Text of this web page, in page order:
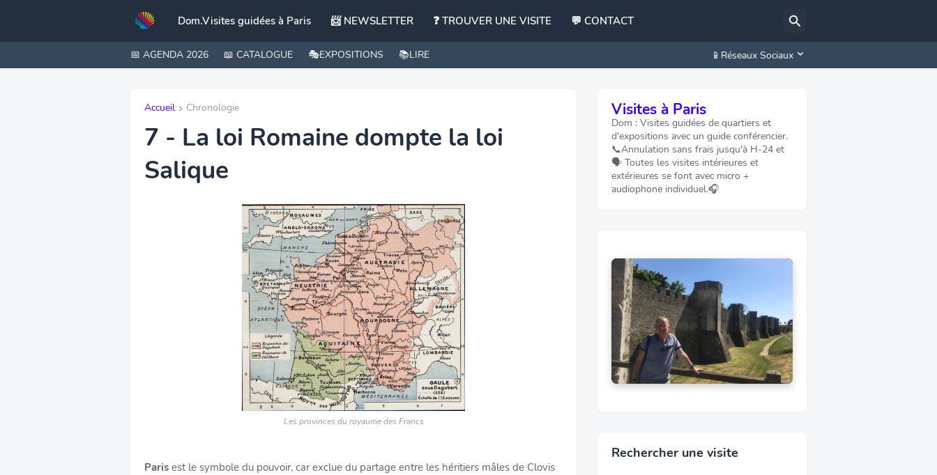
Dom.Visites guidées à Paris 📨 NEWSLETTER ❓ TROUVER UNE VISITE 💬 CONTACT
📅 AGENDA 2026 📖 CATALOGUE 🎭EXPOSITIONS 📚LIRE 📱Réseaux Sociaux
Accueil Chronologie
7 - La loi Romaine dompte la loi
Salique
Les provinces du royaume des Francs
Paris est le symbole du pouvoir, car exclue du partage entre les héritiers mâles de Clovis
Visites à Paris
Dom : Visites guidées de quartiers et
d'expositions avec un guide conférencier.
📞Annulation sans frais jusqu'à H-24 et
🗣️ Toutes les visites intérieures et
extérieures se font avec micro +
audiophone individuel.🎧
Rechercher une visite